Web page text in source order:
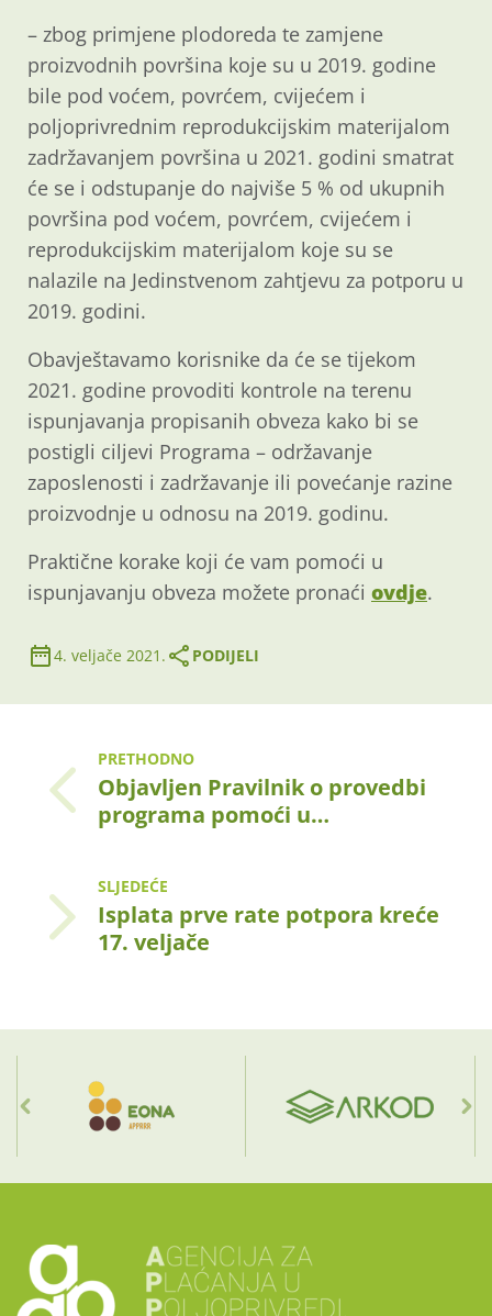
– zbog primjene plodoreda te zamjene
proizvodnih površina koje su u 2019. godine
bile pod voćem, povrćem, cvijećem i
poljoprivrednim reprodukcijskim materijalom
zadržavanjem površina u 2021. godini smatrat
će se i odstupanje do najviše 5 % od ukupnih
površina pod voćem, povrćem, cvijećem i
reprodukcijskim materijalom koje su se
nalazile na Jedinstvenom zahtjevu za potporu u
2019. godini.
Obavještavamo korisnike da će se tijekom
2021. godine provoditi kontrole na terenu
ispunjavanja propisanih obveza kako bi se
postigli ciljevi Programa – održavanje
zaposlenosti i zadržavanje ili povećanje razine
proizvodnje u odnosu na 2019. godinu.
Praktične korake koji će vam pomoći u
ispunjavanju obveza možete pronaći ovdje.
4. veljače 2021. PODIJELI
PRETHODNO
Objavljen Pravilnik o provedbi
programa pomoći u…
SLJEDEĆE
Isplata prve rate potpora kreće
17. veljače